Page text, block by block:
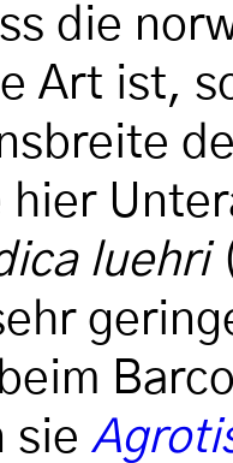
die
Art ist,
hier
luehri
sie